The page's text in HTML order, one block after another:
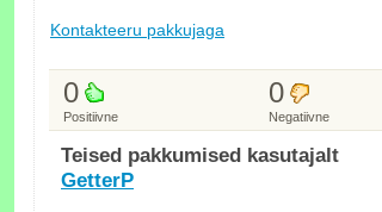
Kontakteeru pakkujaga
0
Positiivne
0
Negatiivne
Teised pakkumised kasutajalt
GetterP